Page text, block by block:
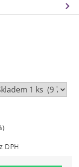
Kč bez DPH